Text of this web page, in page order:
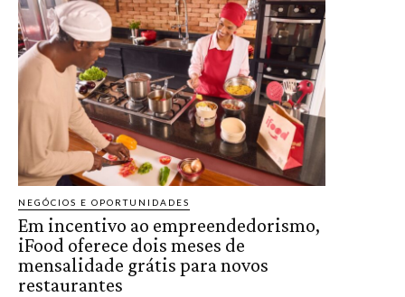
NEGÓCIOS E OPORTUNIDADES
Em incentivo ao empreendedorismo,
iFood oferece dois meses de
mensalidade grátis para novos
restaurantes